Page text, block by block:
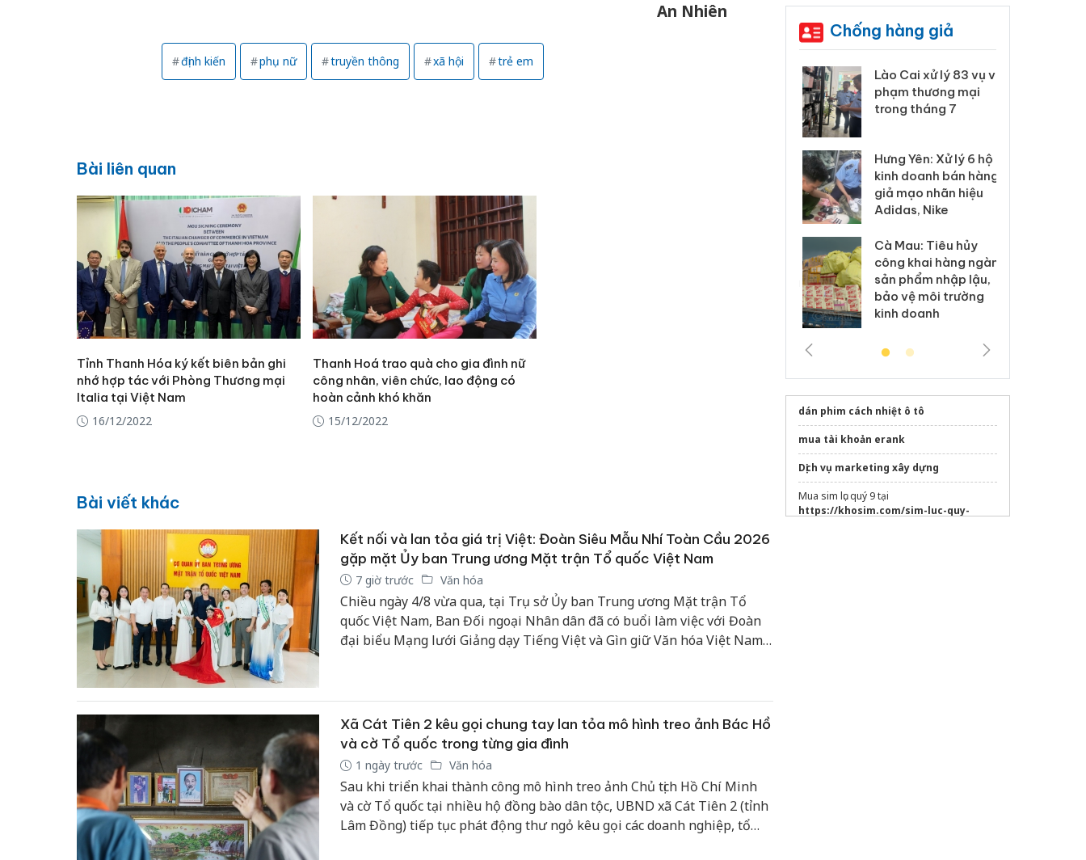
An Nhiên
định kiến phụ nữ truyền thông xã hội trẻ em
Bài liên quan
Tỉnh Thanh Hóa ký kết biên bản ghi
nhớ hợp tác với Phòng Thương mại
Italia tại Việt Nam ​
16/12/2022
Thanh Hoá trao quà cho gia đình nữ
công nhân, viên chức, lao động có
hoàn cảnh khó khăn
15/12/2022
Bài viết khác
Kết nối và lan tỏa giá trị Việt: Đoàn Siêu Mẫu Nhí Toàn Cầu 2026
gặp mặt Ủy ban Trung ương Mặt trận Tổ quốc Việt Nam
7 giờ trước Văn hóa
Chiều ngày 4/8 vừa qua, tại Trụ sở Ủy ban Trung ương Mặt trận Tổ
quốc Việt Nam, Ban Đối ngoại Nhân dân đã có buổi làm việc với Đoàn
đại biểu Mạng lưới Giảng dạy Tiếng Việt và Gìn giữ Văn hóa Việt Nam
Xã Cát Tiên 2 kêu gọi chung tay lan tỏa mô hình treo ảnh Bác Hồ
và cờ Tổ quốc trong từng gia đình
1 ngày trước Văn hóa
Sau khi triển khai thành công mô hình treo ảnh Chủ tịch Hồ Chí Minh
và cờ Tổ quốc tại nhiều hộ đồng bào dân tộc, UBND xã Cát Tiên 2 (tỉnh
Lâm Đồng) tiếp tục phát động thư ngỏ kêu gọi các doanh nghiệp, tổ
Chống hàng giả
Lào Cai xử lý 83 vụ vi
phạm thương mại
trong tháng 7
Hưng Yên: Xử lý 6 hộ
kinh doanh bán hàng
giả mạo nhãn hiệu
Adidas, Nike
Cà Mau: Tiêu hủy
công khai hàng ngàn
sản phẩm nhập lậu,
bảo vệ môi trường
kinh doanh
dán phim cách nhiệt ô tô
mua tài khoản erank
Dịch vụ marketing xây dựng
Mua sim lục quý 9 tại
https://khosim.com/sim-luc-quy-